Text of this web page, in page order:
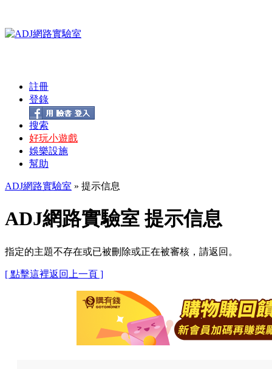
註冊
登錄
搜索
好玩小遊戲
娛樂設施
幫助
ADJ網路實驗室 » 提示信息
ADJ網路實驗室 提示信息
指定的主題不存在或已被刪除或正在被審核，請返回。
[ 點擊這裡返回上一頁 ]